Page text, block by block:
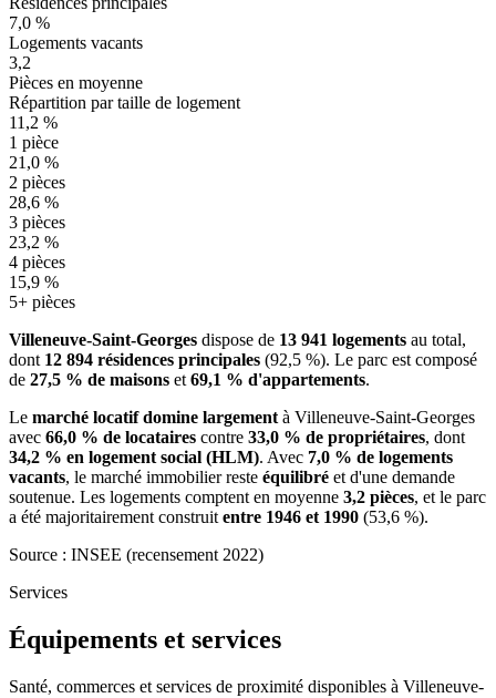
7,0 %
Logements vacants
3,2
Pièces en moyenne
Répartition par taille de logement
11,2 %
1 pièce
21,0 %
2 pièces
28,6 %
3 pièces
23,2 %
4 pièces
15,9 %
5+ pièces
Villeneuve-Saint-Georges dispose de 13 941 logements au total,
dont 12 894 résidences principales (92,5 %). Le parc est composé
de 27,5 % de maisons et69,1 % d'appartements.
Le marché locatif domine largementà Villeneuve-Saint-Georges
avec 66,0 % de locataires contre 33,0 % de propriétaires, dont
34,2 % en logement social (HLM). Avec 7,0 % de logements
vacants, le marché immobilier reste équilibré et d'une demande
soutenue. Les logements comptent en moyenne 3,2 pièces, et le parc
a été majoritairement construitentre 1946 et 1990 (53,6 %).
Source : INSEE (recensement 2022)
Services
Équipements et services
Santé, commerces et services de proximité disponibles à Villeneuve-